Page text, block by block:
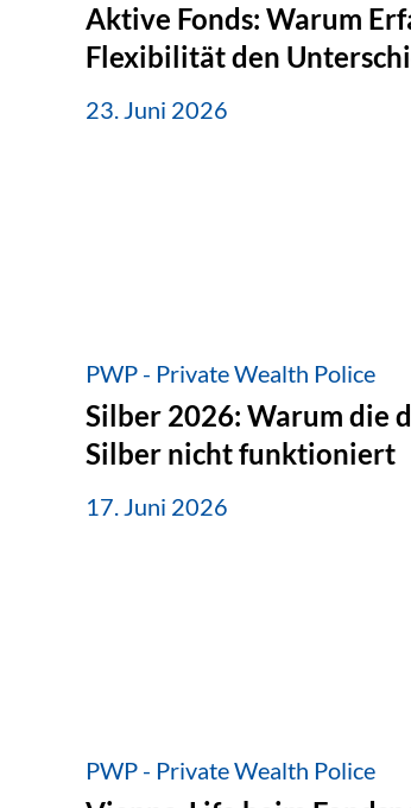
Aktive Fonds: Warum
Flexibilität den
23. Juni 2026
PWP - Private Wealth Police
Silber 2026: Warum die
Silber nicht funktioniert
17. Juni 2026
PWP - Private Wealth Police